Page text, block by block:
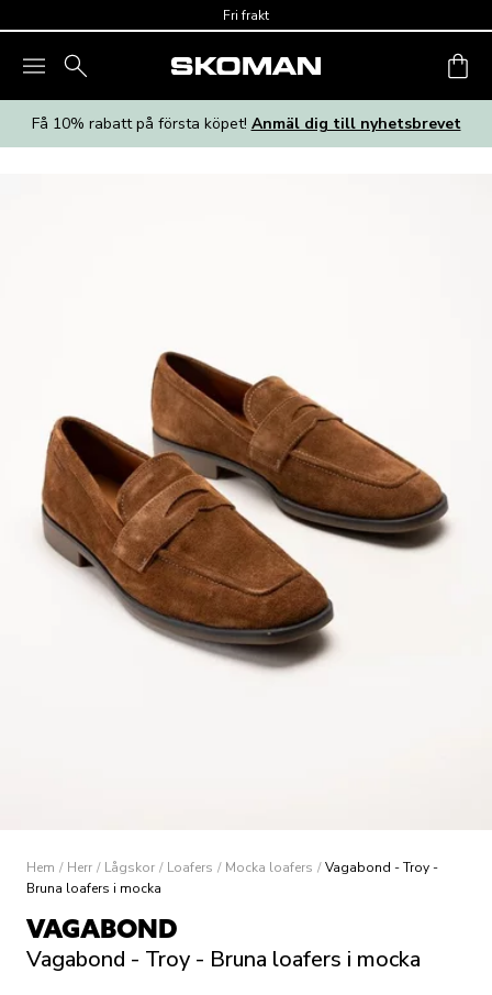
Fri frakt
Få 10% rabatt på första köpet! Anmäl dig till nyhetsbrevet
Hem / Herr / Lågskor / Loafers / Mocka loafers / Vagabond - Troy -
Bruna loafers i mocka
VAGABOND
Vagabond - Troy - Bruna loafers i mocka